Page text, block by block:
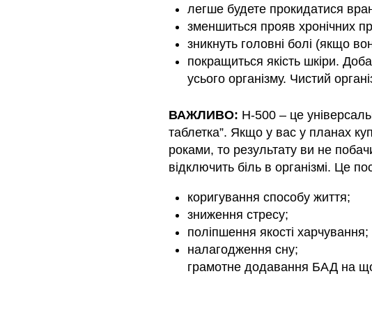
легше будете прокидатися
зменшиться прояв хронічних
зникнуть головні болі (якщо
покращиться якість шкіри.
усього організму. Чистий
ВАЖЛИВО: H-500 – це
таблетка”. Якщо у вас у планах
роками, то результату ви не
відключить біль в організмі. Це
коригування способу життя;
зниження стресу;
поліпшення якості харчування;
налагодження сну;
грамотне додавання БАД на